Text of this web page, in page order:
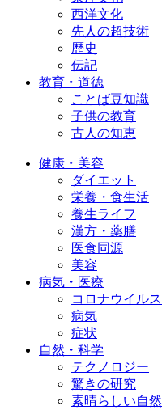
西洋文化
先人の超技術
歴史
伝記
教育・道徳
ことば豆知識
子供の教育
古人の知恵
健康・美容
ダイエット
栄養・食生活
養生ライフ
漢方・薬膳
医食同源
美容
病気・医療
コロナウイルス
病気
症状
自然・科学
テクノロジー
驚きの研究
素晴らしい自然